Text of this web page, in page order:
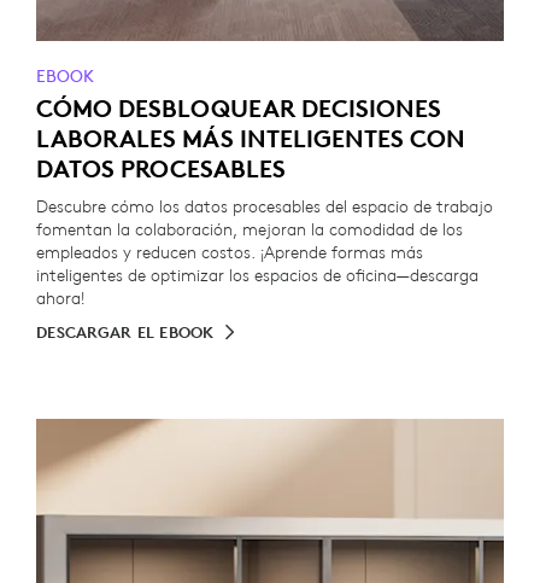
EBOOK
CÓMO DESBLOQUEAR DECISIONES
LABORALES MÁS INTELIGENTES CON
DATOS PROCESABLES
Descubre cómo los datos procesables del espacio de trabajo
fomentan la colaboración, mejoran la comodidad de los
empleados y reducen costos. ¡Aprende formas más
inteligentes de optimizar los espacios de oficina—descarga
ahora!
DESCARGAR EL EBOOK